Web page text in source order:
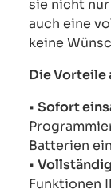
sie nicht
auch eine
keine
Die Vorteile
• Sofort
Batterien
•
Funktionen